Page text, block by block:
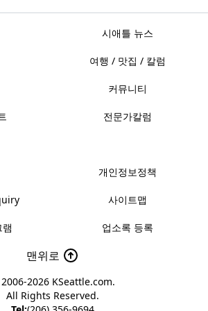
시애틀 뉴스
여행 / 맛집 / 칼럼
커뮤니티
전문가칼럼
개인정보정책
사이트맵
업소록 등록
맨위로
2026 KSeattle.com.
All Rights Reserved.